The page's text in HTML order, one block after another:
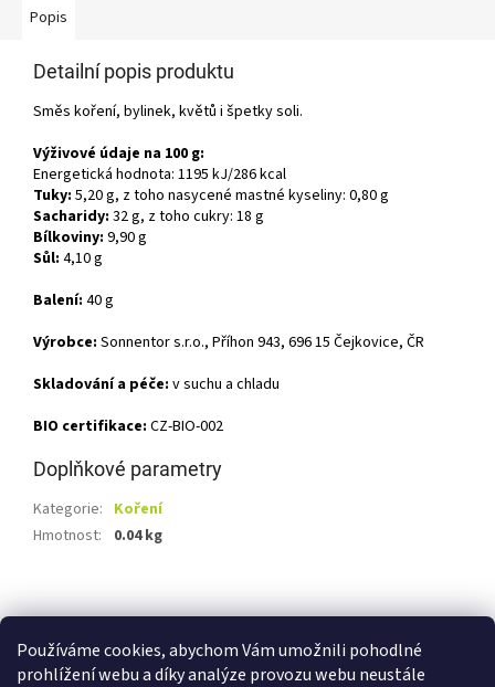
Používáme cookies, abychom Vám umožnili pohodlné
prohlížení webu a díky analýze provozu webu neustále
Popis
Detailní popis produktu
Směs koření, bylinek, květů i špetky soli.
Výživové údaje na 100 g:
Energetická hodnota: 1195 kJ/286 kcal
Tuky: 5,20 g, z toho nasycené mastné kyseliny: 0,80 g
Sacharidy: 32 g, z toho cukry: 18 g
Bílkoviny: 9,90 g
Sůl: 4,10 g
Balení: 40 g
Výrobce: Sonnentor s.r.o., Příhon 943, 696 15 Čejkovice, ČR
Skladování a péče: v suchu a chladu
BIO certifikace: CZ-BIO-002
Doplňkové parametry
Kategorie: Koření
Hmotnost: 0.04 kg
á